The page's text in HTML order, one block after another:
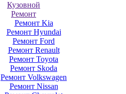
Кузовной
Ремонт
Ремонт Kia
Ремонт Hyundai
Ремонт Ford
Ремонт Renault
Ремонт Toyota
Ремонт Skoda
Ремонт Volkswagen
Ремонт Nissan